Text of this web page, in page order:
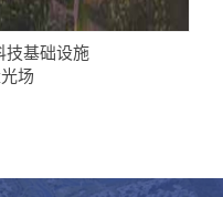
技基础设施
场